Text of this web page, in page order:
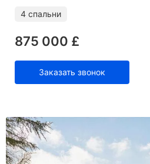
4 спальни
875 000 £
Заказать звонок